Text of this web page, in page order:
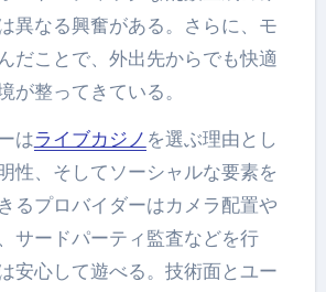
異なる興奮がある。さらに、モ
だことで、外出先からでも快適
が整ってきている。
はライブカジノ を選ぶ理由とし
性、そしてソーシャルな要素を
るプロバイダーはカメラ配置や
サードパーティ監査などを行
安心して遊べる。技術面とユー